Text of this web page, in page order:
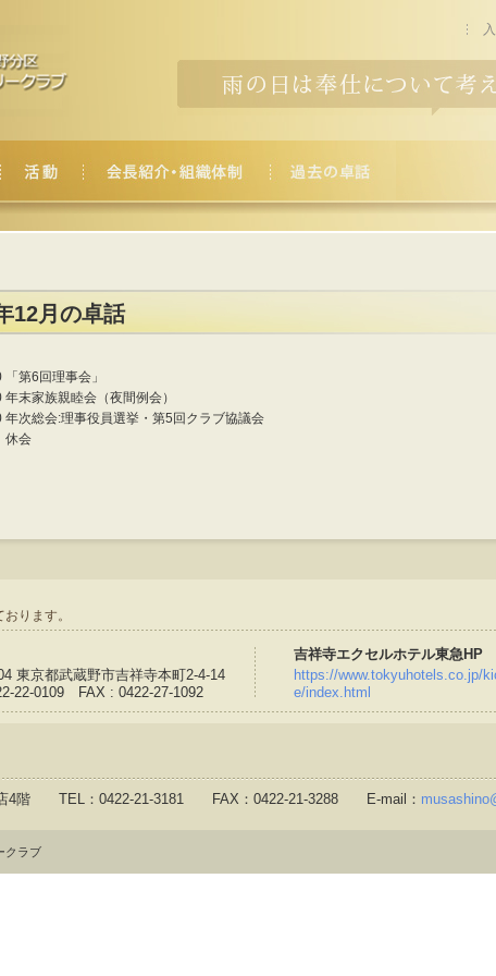
12月の卓話
「第6回理事会」
年末家族親睦会（夜間例会）
年次総会:理事役員選挙・第5回クラブ協議会
休会
ります。
東京都武蔵野市吉祥寺本町2-4-14
22-0109 FAX : 0422-27-1092
吉祥寺エクセルホテル東急HP
https://www.tokyuhotels.co.jp/
e/index.html
支店4階 TEL：0422-21-3181 FAX：0422-21-3288 E-mail：
ラブ